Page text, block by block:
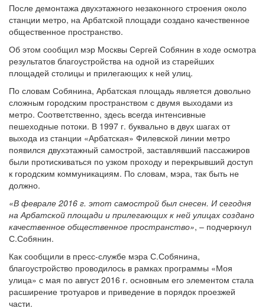
После демонтажа двухэтажного незаконного строения около
станции метро, на Арбатской площади создано качественное
общественное пространство.
Об этом сообщил мэр Москвы Сергей Собянин в ходе осмотра
результатов благоустройства на одной из старейших
площадей столицы и прилегающих к ней улиц.
По словам Собянина, Арбатская площадь является довольно
сложным городским пространством с двумя выходами из
метро. Соответственно, здесь всегда интенсивные
пешеходные потоки. В 1997 г. буквально в двух шагах от
выхода из станции «Арбатская» Филевской линии метро
появился двухэтажный самострой, заставлявший пассажиров
были протискиваться по узком проходу и перекрывший доступ
к городским коммуникациям. По словам, мэра, так быть не
должно.
«В феврале 2016 г. этот самострой был снесен. И сегодня
на Арбатской площади и прилегающих к ней улицах создано
качественное общественное пространство», – подчеркнул
С.Собянин.
Как сообщили в пресс-службе мэра С.Собянина,
благоустройство проводилось в рамках программы «Моя
улица» с мая по август 2016 г. основным его элементом стала
расширение тротуаров и приведение в порядок проезжей
части.